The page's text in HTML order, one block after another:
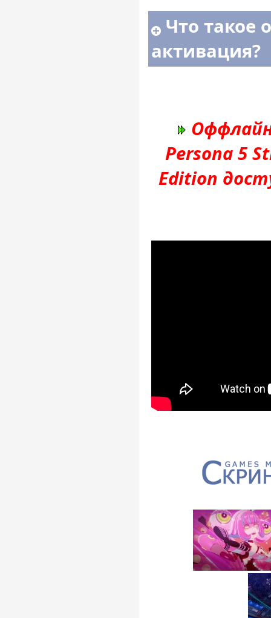
Что такое
активация?
Persona 5
Edition